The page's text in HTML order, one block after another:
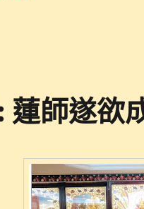
蓮師遂欲